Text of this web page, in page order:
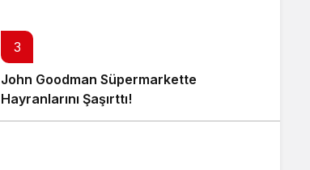
3
John Goodman Süpermarkette
Hayranlarını Şaşırttı!